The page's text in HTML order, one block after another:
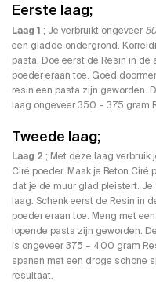
Eerste laag;
Laag 1 ; Je verbruikt ongeveer
een gladde ondergrond.
pasta. Doe eerst de Resin in de
poeder eraan toe. Goed
resin een pasta zijn geworden.
laag ongeveer 350 – 375 gram
Tweede laag;
Laag 2 ; Met deze laag verbruik
Ciré poeder. Maak je Beton
dat je de muur glad pleistert.
laag. Schenk eerst de Resin in
poeder eraan toe. Meng met
lopende pasta zijn geworden.
is ongeveer 375 – 400 gram
spanen met een droge schone
resultaat.